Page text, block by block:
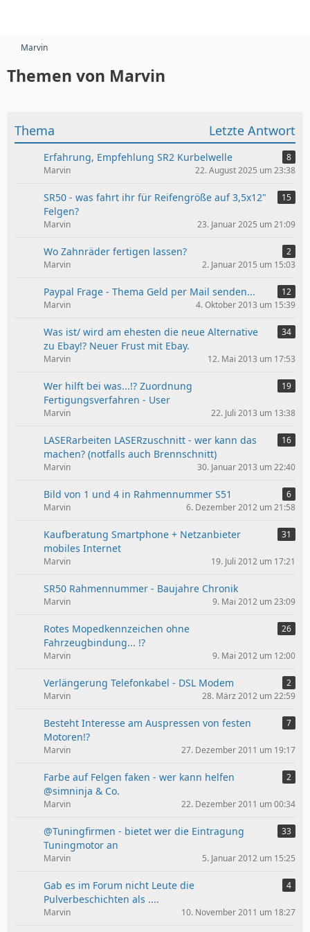
Marvin
Themen von Marvin
Thema Letzte Antwort
Erfahrung, Empfehlung SR2 Kurbelwelle
8
Marvin
22. August 2025 um 23:38
SR50 - was fahrt ihr für Reifengröße auf 3,5x12"
Felgen?
15
Marvin 23. Januar 2025 um 21:09
Wo Zahnräder fertigen lassen?
2
Marvin
2. Januar 2015 um 15:03
Paypal Frage - Thema Geld per Mail senden...
12
Marvin
4. Oktober 2013 um 15:39
Was ist/ wird am ehesten die neue Alternative
zu Ebay!? Neuer Frust mit Ebay.
34
Marvin 12. Mai 2013 um 17:53
Wer hilft bei was...!? Zuordnung
Fertigungsverfahren - User
19
Marvin 22. Juli 2013 um 13:38
LASERarbeiten LASERzuschnitt - wer kann das
machen? (notfalls auch Brennschnitt)
16
Marvin 30. Januar 2013 um 22:40
Bild von 1 und 4 in Rahmennummer S51
6
Marvin
6. Dezember 2012 um 21:58
Kaufberatung Smartphone + Netzanbieter
mobiles Internet
31
Marvin 19. Juli 2012 um 17:21
SR50 Rahmennummer - Baujahre Chronik
Marvin 9. Mai 2012 um 23:09
Rotes Mopedkennzeichen ohne
Fahrzeugbindung... !?
26
Marvin 9. Mai 2012 um 12:00
Verlängerung Telefonkabel - DSL Modem
2
Marvin
28. März 2012 um 22:59
Besteht Interesse am Auspressen von festen
Motoren!?
7
Marvin 27. Dezember 2011 um 19:17
Farbe auf Felgen faken - wer kann helfen
@simninja & Co.
2
Marvin 22. Dezember 2011 um 00:34
@Tuningfirmen - bietet wer die Eintragung
Tuningmotor an
33
Marvin 5. Januar 2012 um 15:25
Gab es im Forum nicht Leute die
Pulverbeschichten als ....
4
Marvin 10. November 2011 um 18:27